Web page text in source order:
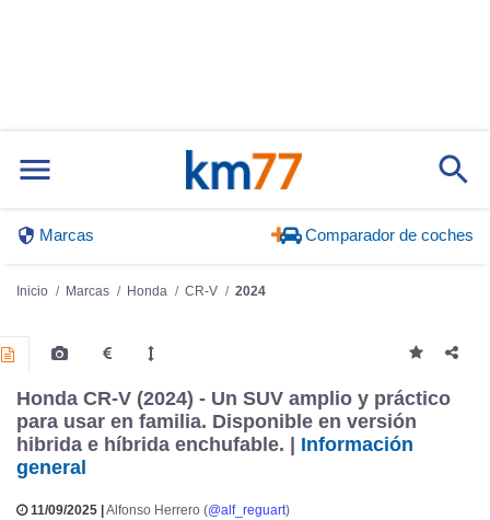
Marcas Comparador de coches
Inicio Marcas Honda CR-V 2024
Honda CR-V (2024) - Un SUV amplio y práctico
para usar en familia. Disponible en versión
hibrida e híbrida enchufable. | Información
general
11/09/2025 | Alfonso Herrero (@alf_reguart)